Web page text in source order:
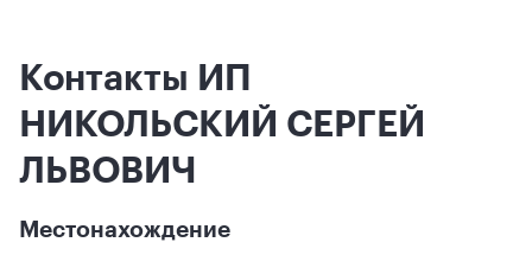
Контакты ИП
НИКОЛЬСКИЙ СЕРГЕЙ
ЛЬВОВИЧ
Местонахождение